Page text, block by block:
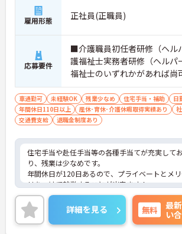
雇用形態 正社員(正職員)
応募要件
■介護職員初任者研修（ヘル
護福祉士実務者研修（ヘルパ
福祉士のいずれかがあれば
車運転免許（AT車限定可）
車通勤可 未経験OK 残業少なめ 住宅手当・補助
日
年間休日110日以上
産休･育休･介護休暇取得実績あり
交通費支給
退職金制度あり
住宅手当や赴任手当等の各種手当てが充実してお
り、残業は少なめです。
年間休日が120日あるので、プライベートとメリ
リをつけて就業することが出来ます！
ご興味ある方には、面接対策ポイントなど、さ
詳細をお話しいたしますのでお気軽にご相談く
い！
詳細を見る 無料
最
い